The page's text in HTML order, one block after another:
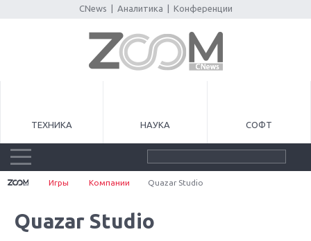
CNews Аналитика Конференции
ТЕХНИКА НАУКА СОФТ
Игры Компании Quazar Studio
Quazar Studio